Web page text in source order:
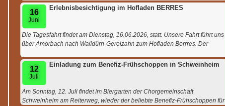
16
Juni
Erlebnisbesichtigung im Hofladen BERRES
Die Tagesfahrt findet am Dienstag, 16.06.2026, statt. Unsere Fahrt führt uns
über Amorbach nach Walldürn-Gerolzahn zum Hofladen Berrres. Der
12
Juli
Einladung zum Benefiz-Frühschoppen in Schweinheim
Am Sonntag, 12. Juli findet im Biergarten der Chorgemeinschaft
Schweinheim am Reiterweg, wieder der beliebte Benefiz-Frühschoppen für